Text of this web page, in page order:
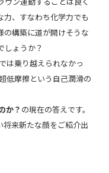
、すなわち化学力でも
の構築に道が開けそうな
しょうか？
は乗り越えられなかっ
低摩擦という自己潤滑の
か？ の現在の答えです。
将来新たな顔をご紹介出